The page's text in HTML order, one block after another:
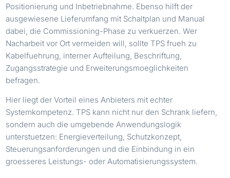
Positionierung und Inbetriebnahme. Ebenso hilft der
ausgewiesene Lieferumfang mit Schaltplan und Manual
dabei, die Commissioning-Phase zu verkuerzen. Wer
Nacharbeit vor Ort vermeiden will, sollte TPS frueh zu
Kabelfuehrung, interner Aufteilung, Beschriftung,
Zugangsstrategie und Erweiterungsmoeglichkeiten
befragen.
Hier liegt der Vorteil eines Anbieters mit echter
Systemkompetenz. TPS kann nicht nur den Schrank liefern,
sondern auch die umgebende Anwendungslogik
unterstuetzen: Energieverteilung, Schutzkonzept,
Steuerungsanforderungen und die Einbindung in ein
groesseres Leistungs- oder Automatisierungssystem.